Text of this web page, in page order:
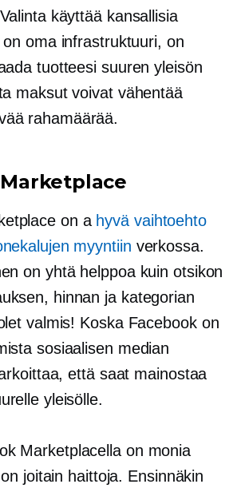
käyttää kansallisia
oma infrastruktuuri, on
tuotteesi suuren yleisön
maksut voivat vähentää
rahamäärää.
on a hyvä vaihtoehto
myyntiin verkossa.
on yhtä helppoa kuin otsikon
hinnan ja kategorian
valmis! Koska Facebook on
sosiaalisen median
että saat mainostaa
yleisölle.
Marketplacella on monia
joitain haittoja. Ensinnäkin